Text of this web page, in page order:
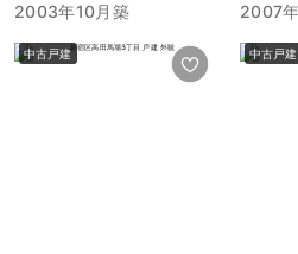
2003年10月築
2007
中古戸建 中古戸建